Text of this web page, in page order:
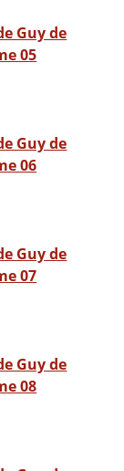
Guy de
05
Guy de
06
Guy de
07
Guy de
08